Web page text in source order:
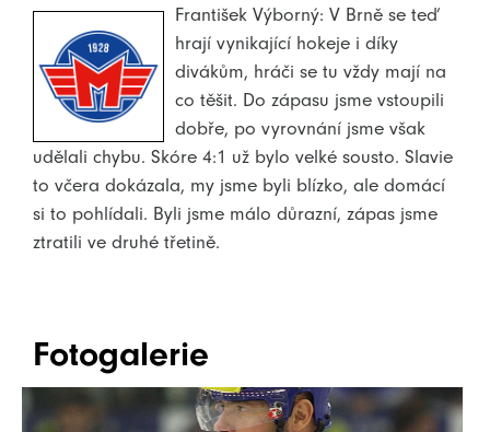
František Výborný: V Brně se teď
hrají vynikající hokeje i díky
divákům, hráči se tu vždy mají na
co těšit. Do zápasu jsme vstoupili
dobře, po vyrovnání jsme však
udělali chybu. Skóre 4:1 už bylo velké sousto. Slavie
to včera dokázala, my jsme byli blízko, ale domácí
si to pohlídali. Byli jsme málo důrazní, zápas jsme
ztratili ve druhé třetině.
Fotogalerie